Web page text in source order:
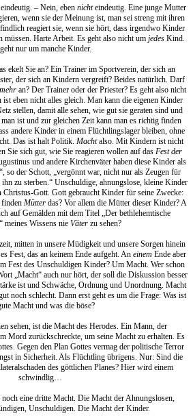
– Nein, eben nichteindeutig. Eine junge Mutter
wenn sie der Meinung ist, man sei streng mit ihren
reagiert sie, wenn sie hört, dass irgendwo Kinder
müssen. Harte Arbeit. Es geht also nicht um jedesKind.
nur um manche Kinder.
ekelt Sie an? Ein Trainer im Sportverein, der sich an
der sich an Kindern vergreift? Beides natürlich. Darf
mehran? Der Trainer oder der Priester? Es geht also nicht
eben nicht alles gleich. Man kann die eigenen Kinder
stellen, damit alle sehen, wie gut sie geraten sind und
ist und zur gleichen Zeit kann man es richtig finden
andere Kinder in einem Flüchtlingslager bleiben, ohne
Das ist halt Politik. Machtalso. Mit Kindern ist nicht
Sie sich gut, wie Sie reagieren wollen auf das Fest der
und andere Kirchenväter haben diese Kinder als
so der Schott, „vergönnt war, nicht nur als Zeugen für
zu sterben.“ Unschuldige, ahnungslose, kleine Kinder
Christus-Gott. Gott gebraucht Kinder für seine Zwecke:
finden Mütterdas? Vor allem die Mütter dieser Kinder? A
auf Gemälden mit dem Titel „Der bethlehemtische
meines Wissens nie Väterzu sehen?
mitten in unsere Müdigkeit und unsere Sorgen hinein
Fest, das an keinem Ende aufgeht. An einem Ende aber
Fest des Unschuldigen Kinder? Um Macht. Wer schon
„Macht“ auch nur hört, der soll die Diskussion besser
ist und Schwäche, Ordnung und Unordnung. Macht
noch schlecht. Dann erst geht es um die Frage: Was ist
Macht und was die böse?
sehen, ist die Macht des Herodes. Ein Mann, der
Mord zurückschreckte, um seine Macht zu erhalten. Es
Gegen den Plan Gottes vermag der politische Terror
in Sicherheit. Als Flüchtling übrigens. Nur: Sind die
des göttlichen Planes? Hier wird einem
schwindlig…
eine dritte Macht. Die Macht der Ahnungslosen,
Unschuldigen. Die Macht der Kinder.